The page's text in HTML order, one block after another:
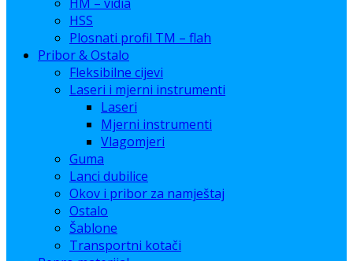
HSS
Plosnati profil TM – flah
Pribor & Ostalo
Fleksibilne cijevi
Laseri i mjerni instrumenti
Laseri
Mjerni instrumenti
Vlagomjeri
Guma
Lanci dubilice
Okov i pribor za namještaj
Ostalo
Šablone
Transportni kotači